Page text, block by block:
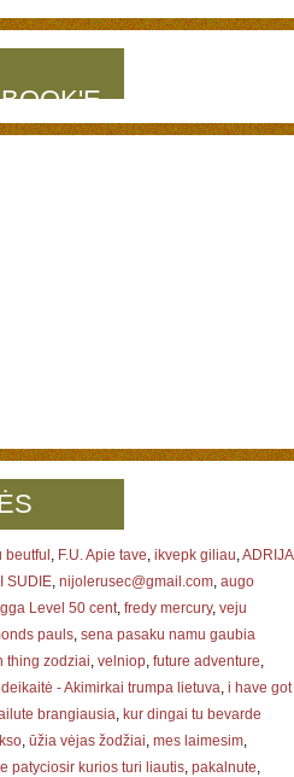
beutful , F.U. Apie tave, ikvepk giliau,ADRIJA
SUDIE, nijolerusec@gmail.com, augo
Level 50 cent, fredy mercury, veju
pauls, sena pasaku namu gaubia
thing zodziai, velniop, future adventure,
- Akimirkai trumpa lietuva, i have got
brangiausia, kur dingai tu bevarde
, ūžia vėjas žodžiai, mes laimesim,
patyciosir kurios turi liautis, pakalnute,